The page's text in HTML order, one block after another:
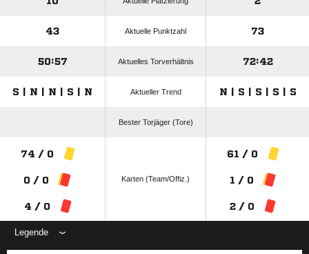
43 Aktuelle Punktzahl 73
50:57 Aktuelles Torverhältnis 72:42
S | N | N | S | N Aktueller Trend N | S | S | S | S
Bester Torjäger (Tore)
74 / 0
0 / 0
4 / 0
Karten (Team/Offiz.)
61 / 0
1 / 0
2 / 0
Legende
ANZEIGE